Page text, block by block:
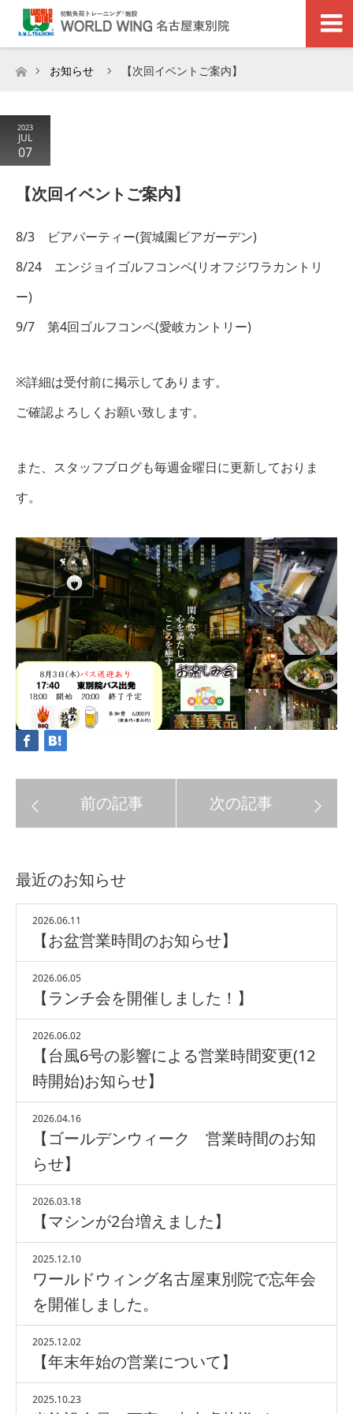
ホーム
お知らせ 【次回イベントご案内】
2023
JUL
07
【次回イベントご案内】
8/3 ビアパーティー(賀城園ビアガーデン)
8/24 エンジョイゴルフコンペ(リオフジワラカントリ
ー)
9/7 第4回ゴルフコンペ(愛岐カントリー)
※詳細は受付前に掲示してあります。
ご確認よろしくお願い致します。
また、スタッフブログも毎週金曜日に更新しておりま
す。
最近のお知らせ
2026.06.11
【お盆営業時間のお知らせ】
2026.06.05
【ランチ会を開催しました！】
2026.06.02
【台風6号の影響による営業時間変更(12
時開始)お知らせ】
2026.04.16
【ゴールデンウィーク 営業時間のお知
らせ】
2026.03.18
【マシンが2台増えました】
2025.12.10
ワールドウィング名古屋東別院で忘年会
を開催しました。
2025.12.02
【年末年始の営業について】
2025.10.23